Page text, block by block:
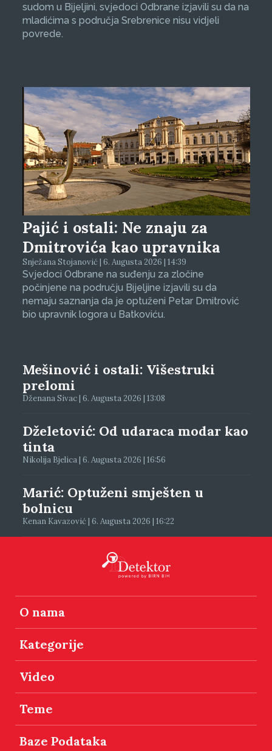
sudom u Bijeljini, svjedoci Odbrane izjavili su da na
mladićima s područja Srebrenice nisu vidjeli
povrede.
Pajić i ostali: Ne znaju za
Dmitrovića kao upravnika
Snježana Stojanović | 6. Augusta 2026 | 14:39
Svjedoci Odbrane na suđenju za zločine
počinjene na području Bijeljine izjavili su da
nemaju saznanja da je optuženi Petar Dmitrović
bio upravnik logora u Batkoviću.
Mešinović i ostali: Višestruki
prelomi
Dženana Sivac | 6. Augusta 2026 | 13:08
Dželetović: Od udaraca modar kao
tinta
Nikolija Bjelica | 6. Augusta 2026 | 16:56
Marić: Optuženi smješten u
bolnicu
Kenan Kavazović | 6. Augusta 2026 | 16:22
O nama
Kategorije
Video
Teme
Baze Podataka